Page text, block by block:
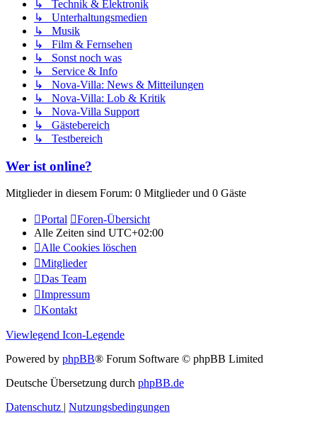
↳ Technik & Elektronik
↳ Unterhaltungsmedien
↳ Musik
↳ Film & Fernsehen
↳ Sonst noch was
↳ Service & Info
↳ Nova-Villa: News & Mitteilungen
↳ Nova-Villa: Lob & Kritik
↳ Nova-Villa Support
↳ Gästebereich
↳ Testbereich
Wer ist online?
Mitglieder in diesem Forum: 0 Mitglieder und 0 Gäste
Portal
Foren-Übersicht
Alle Zeiten sind UTC+02:00
Alle Cookies löschen
Mitglieder
Das Team
Impressum
Kontakt
Viewlegend Icon-Legende
Powered by phpBB® Forum Software © phpBB Limited
Deutsche Übersetzung durch phpBB.de
Datenschutz | Nutzungsbedingungen